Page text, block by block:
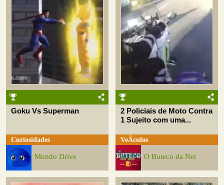
Goku Vs Superman
Curiosidades
Mundo Drive
2 Policiais de Moto Contra
1 Sujeito com uma...
VeÃ­culos
O Buteco da Net